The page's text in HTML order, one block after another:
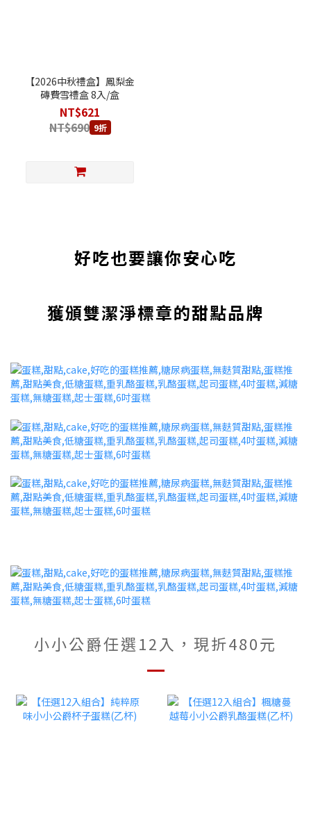
【2026中秋禮盒】鳳梨金
磚費雪禮盒 8入/盒
NT$621
NT$690 9折
好吃也要讓你安心吃
獲頒雙潔淨標章的甜點品牌
小小公爵任選12入，現折480元